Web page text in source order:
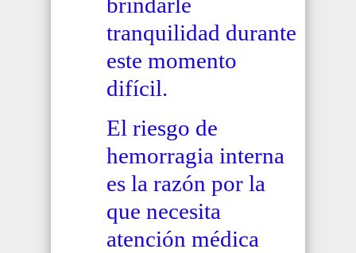
tranquilidad durante
este momento
difícil.
El riesgo de
hemorragia interna
es la razón por la
que necesita
atención médica